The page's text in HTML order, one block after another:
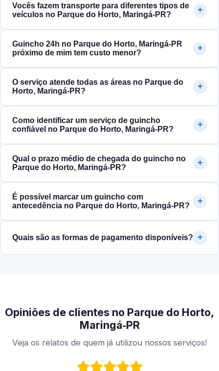
Vocês fazem transporte para diferentes tipos de
veículos no Parque do Horto, Maringá‑PR?
Guincho 24h no Parque do Horto, Maringá‑PR
próximo de mim tem custo menor?
O serviço atende todas as áreas no Parque do
Horto, Maringá‑PR?
Como identificar um serviço de guincho
confiável no Parque do Horto, Maringá‑PR?
Qual o prazo médio de chegada do guincho no
Parque do Horto, Maringá‑PR?
É possível marcar um guincho com
antecedência no Parque do Horto, Maringá‑PR?
Quais são as formas de pagamento disponíveis?
Opiniões de clientes no Parque do Horto,
Maringá‑PR
Veja os relatos de quem já utilizou nossos serviços!